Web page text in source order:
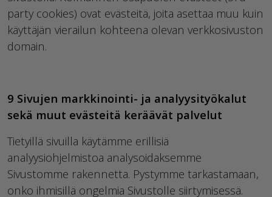
party cookies) ovat evästeitä, joita asettaa muu kuin
käyttäjän vierailun kohteena olevan verkkosivuston
domain.
9 Sivujen markkinointi- ja analyysityökalut
sekä muut evästeitä keräävät palvelut
Tietyillä sivuilla käytämme erillisiä
analyysiohjelmistoa analysoidaksemme
Sivustomme rakennetta. Pystymme tarkastamaan,
onko ihmisillä ongelmia Sivustolle siirtymisessä.